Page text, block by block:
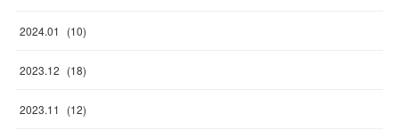
2024.01 (10)
2023.12 (18)
2023.11 (12)